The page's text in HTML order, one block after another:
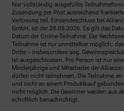
Nur vollständig ausgefüllte
Zusendung per Post ausreichend
Verlosung teil. Einsendeschluss bei
GmbH, ist der 28.08.2026. Es gilt das
Datum der Online-Teilnahme. Der
Teilnahme ist nur unmittelbar möglich;
Dritte – insbesondere sog.
ist ausgeschlossen. Pro Person ist nur
Minderjährige und Mitarbeiter der Alliance
dürfen nicht teilnehmen. Die Teilnahme
und nicht an einem Produktkauf
nicht möglich. Die Gewinner werden aus
schriftlich benachrichtigt.